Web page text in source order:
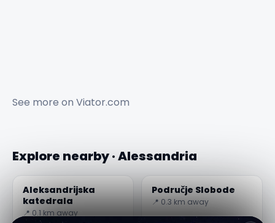
See more on Viator.com
Explore nearby · Alessandria
Aleksandrijska
katedrala
📍 0.1 km away
Područje Slobode
📍 0.3 km away